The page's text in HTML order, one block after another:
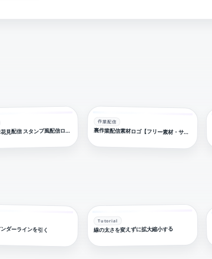
ったりお花見配信 スタンプ風配信ロゴ 【フリー素材・サムネ素材】
作業配信
裏作業配信素材ロゴ【フリー素材・サムネ素材】
ダーラインを引く
Tutorial
線の太さを変えずに拡大縮小する